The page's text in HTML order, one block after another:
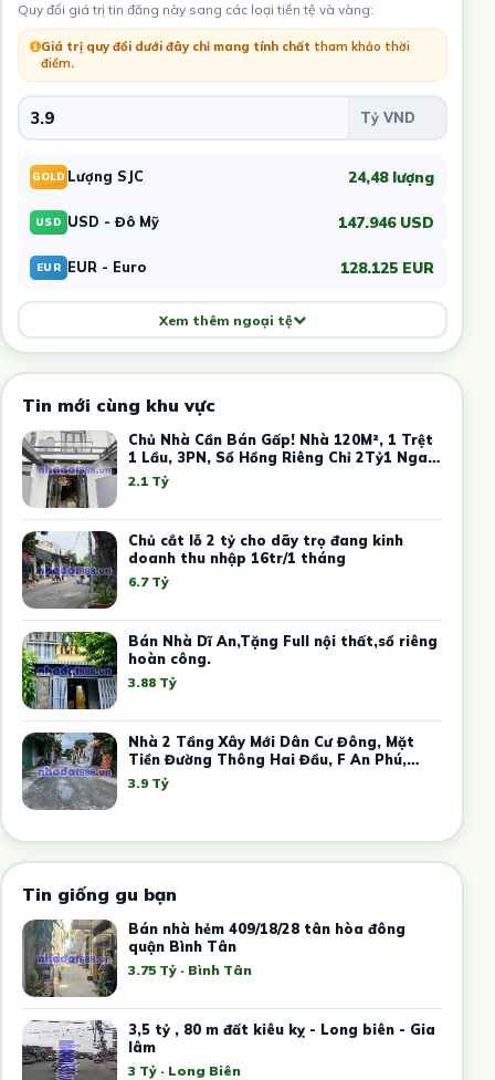
Quy đổi giá trị tin đăng này sang các loại tiền tệ và vàng:
Giá trị quy đổi dưới đây chỉ mang tính chất tham khảo thời
điểm.
GOLD Lượng SJC 24,48 lượng
USD USD - Đô Mỹ 147.946 USD
EUR EUR - Euro 128.125 EUR
Xem thêm ngoại tệ
Tin mới cùng khu vực
Chủ Nhà Cần Bán Gấp! Nhà 120M², 1 Trệt
1 Lầu, 3PN, Sổ Hồng Riêng Chỉ 2Tỷ1 Ngay
Trung Tâm Thủ Dầu Một
2.1 Tỷ
Chủ cắt lỗ 2 tỷ cho dãy trọ đang kinh
doanh thu nhập 16tr/1 tháng
6.7 Tỷ
Bán Nhà Dĩ An,Tặng Full nội thất,sổ riêng
hoàn công.
3.88 Tỷ
Nhà 2 Tầng Xây Mới Dân Cư Đông, Mặt
Tiền Đường Thông Hai Đầu, F An Phú,
Tphcm.
3.9 Tỷ
Tin giống gu bạn
Bán nhà hẻm 409/18/28 tân hòa đông
quận Bình Tân
3.75 Tỷ · Bình Tân
3,5 tỷ , 80 m đất kiêu kỵ - Long biên - Gia
lâm
3 Tỷ · Long Biên